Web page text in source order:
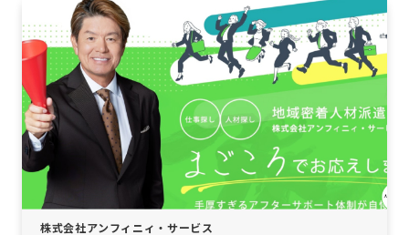
株式会社アンフィニィ・サービス